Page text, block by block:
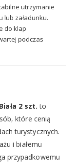
utrzymanie
lub załadunku.
do klap
podczas
2 szt. to
które cenią
turystycznych.
i białemu
przypadkowemu